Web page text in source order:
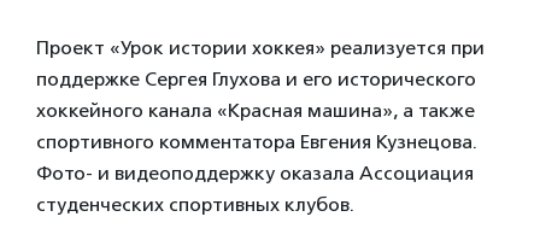
Проект «Урок истории хоккея» реализуется при
поддержке Сергея Глухова и его исторического
хоккейного канала «Красная машина», а также
спортивного комментатора Евгения Кузнецова.
Фото- и видеоподдержку оказала Ассоциация
студенческих спортивных клубов.